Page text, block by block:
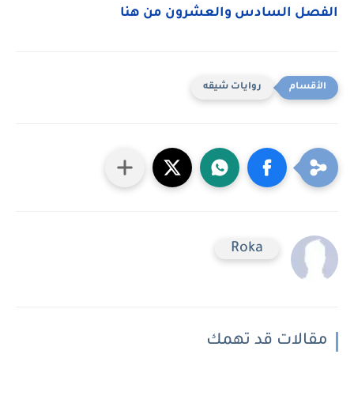
الفصل السادس والعشرون من هنا
روايات شيقه
Roka
مقالات قد تهمك